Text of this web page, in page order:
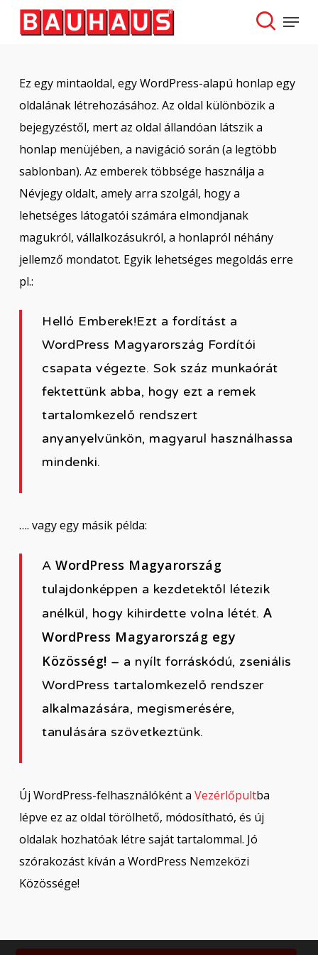
Skip
content
search
Menu
Ez egy mintaoldal, egy WordPress-alapú honlap egy
oldalának létrehozásához. Az oldal különbözik a
bejegyzéstől, mert az oldal állandóan látszik a
honlap menüjében, a navigáció során (a legtöbb
sablonban). Az emberek többsége használja a
Névjegy oldalt, amely arra szolgál, hogy a
lehetséges látogatói számára elmondjanak
magukról, vállalkozásukról, a honlapról néhány
jellemző mondatot. Egyik lehetséges megoldás erre
pl.:
Helló Emberek!Ezt a fordítást a
WordPress Magyarország Fordítói
csapata végezte. Sok száz munkaórát
fektettünk abba, hogy ezt a remek
tartalomkezelő rendszert
anyanyelvünkön, magyarul használhassa
mindenki.
…. vagy egy másik példa:
A WordPress Magyarország
tulajdonképpen a kezdetektől létezik
anélkül, hogy kihirdette volna létét.A
WordPress Magyarország egy
Közösség! – a nyílt forráskódú, zseniális
WordPress tartalomkezelő rendszer
alkalmazására, megismerésére,
tanulására szövetkeztünk.
Új WordPress-felhasználóként a Vezérlőpultba
lépve ez az oldal törölhető, módosítható, és új
oldalak hozhatóak létre saját tartalommal. Jó
szórakozást kíván a WordPress Nemzeközi
Közössége!